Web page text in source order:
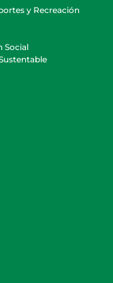
y Recreación
Social